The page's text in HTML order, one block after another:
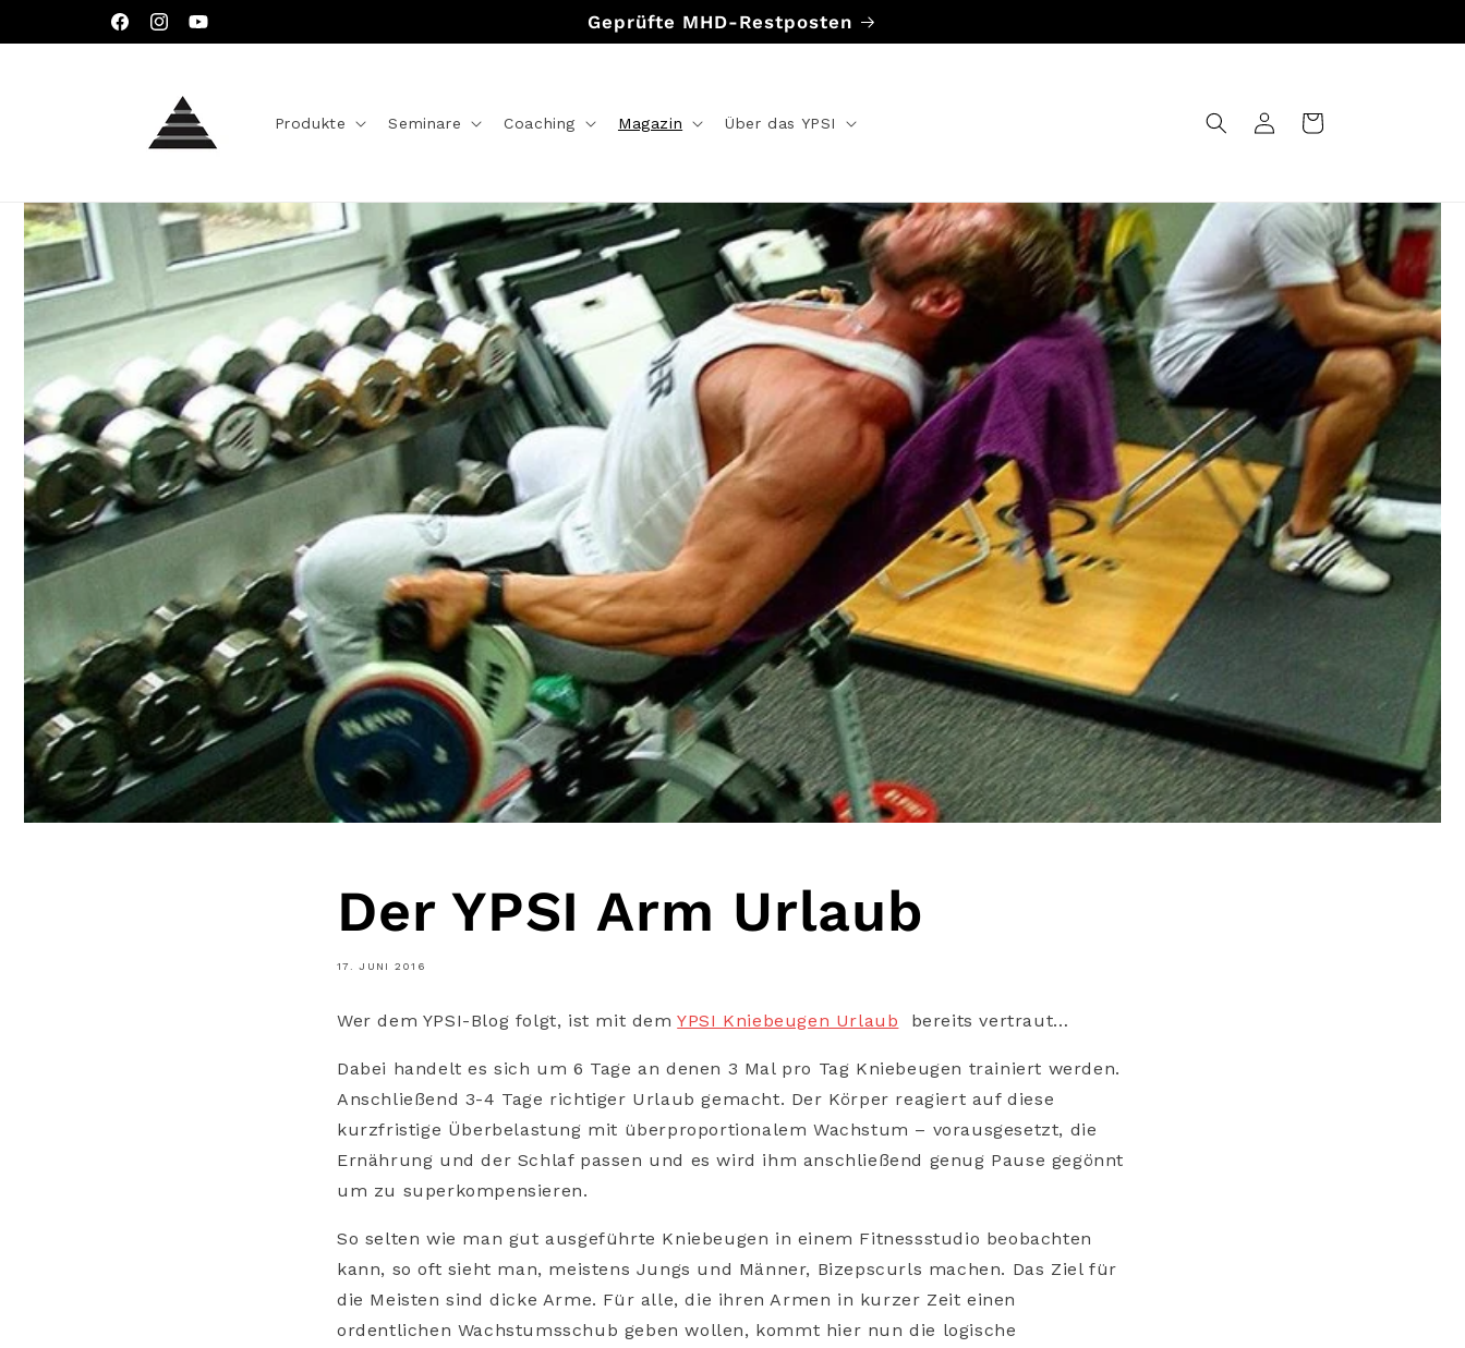
Inhalt
FacebookInstagramYouTube
Geprüfte MHD-Restposten
Produkte Seminare Coaching Magazin Über das YPSI EinloggenWarenkorb
Der YPSI Arm Urlaub
17. JUNI 2016
Wer dem YPSI-Blog folgt, ist mit demYPSI Kniebeugen Urlaub bereits vertraut…
Dabei handelt es sich um 6 Tage an denen 3 Mal pro Tag Kniebeugen trainiert werden.
Anschließend 3-4 Tage richtiger Urlaub gemacht. Der Körper reagiert auf diese
kurzfristige Überbelastung mit überproportionalem Wachstum – vorausgesetzt, die
Ernährung und der Schlaf passen und es wird ihm anschließend genug Pause gegönnt
um zu superkompensieren.
So selten wie man gut ausgeführte Kniebeugen in einem Fitnessstudio beobachten
kann, so oft sieht man, meistens Jungs und Männer, Bizepscurls machen. Das Ziel für
die Meisten sind dicke Arme. Für alle, die ihren Armen in kurzer Zeit einen
ordentlichen Wachstumsschub geben wollen, kommt hier nun die logische